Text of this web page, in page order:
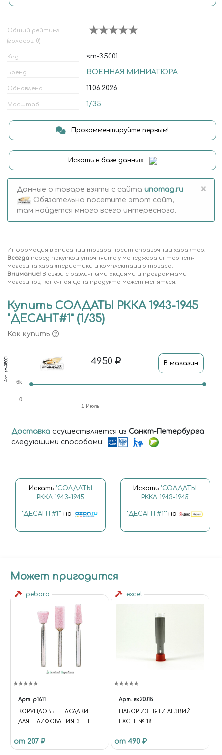
Общий рейтинг
(голосов: 0)
Код sm-35001
Бренд ВОЕННАЯ МИНИАТЮРА
Обновлено 11.06.2026
Масштаб 1/35
Прокомментируйте первым!
Искать в базе данных
Данные о товаре взяты с сайта unomag.ru
Обязательно посетите этот сайт,
там найдется много всего интересного.
×
Информация в описании товара носит справочный характер.
Всегда перед покупкой уточняйте у менеджера интернет-
магазина характеристики и комплектацию товара.
Внимание! В связи с различными акциями и программами
магазинов, конечная цена продукта может меняться.
Купить СОЛДАТЫ РККА 1943-1945
"ДЕСАНТ#1" (1/35)
Как купить
Арт.
sm-35001 4950 В магазин
1 Июль
0
6k
Доставка осуществляется из Санкт-Петербурга
следующими способами:
Искать "СОЛДАТЫ
РККА 1943-1945
"ДЕСАНТ#1"" на
Искать "СОЛДАТЫ
РККА 1943-1945
"ДЕСАНТ#1""на
Может пригодится
pebaro
Арт. p1611
КОРУНДОВЫЕ НАСАДКИ
ДЛЯ ШЛИФОВАНИЯ, 3 ШТ
от 207 ₽
excel
Арт. ex20018
НАБОР ИЗ ПЯТИ ЛЕЗВИЙ
EXCEL № 18
от 490 ₽